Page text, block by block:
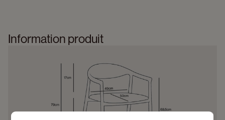
Information produit